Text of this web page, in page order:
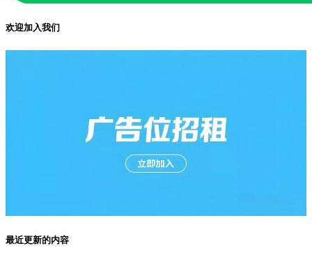
欢迎加入我们
最近更新的内容